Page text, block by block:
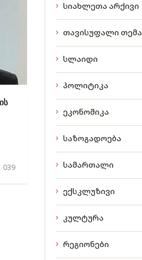
039
სიახლეთა არქივი
თავისუფალი თემა
სლაიდი
პოლიტიკა
ეკონომიკა
საზოგადოება
სამართალი
ექსკლუზივი
კულტურა
რეგიონები